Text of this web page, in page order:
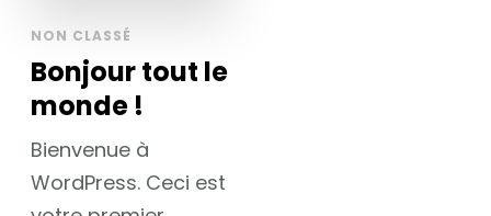
NON CLASSÉ
Bonjour tout le
monde !
Bienvenue à
WordPress. Ceci est